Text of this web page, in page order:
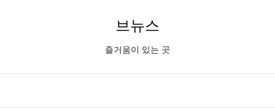
브뉴스
즐거움이 있는 곳